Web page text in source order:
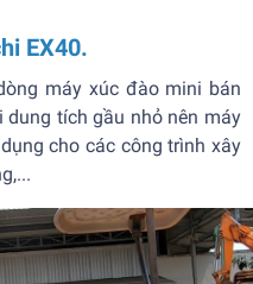
EX40.
máy xúc đào mini bán
tích gầu nhỏ nên máy
cho các công trình xây